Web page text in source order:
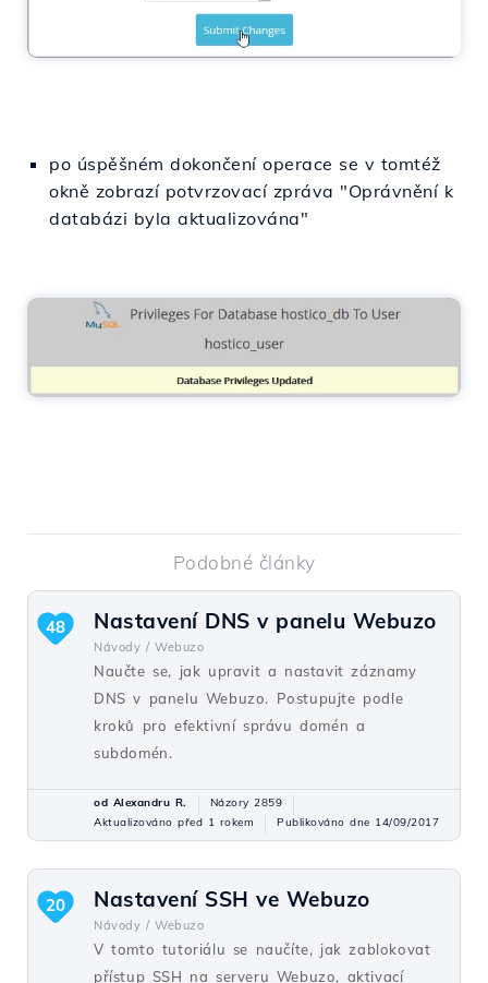
po úspěšném dokončení operace se v tomtéž
okně zobrazí potvrzovací zpráva "Oprávnění k
databázi byla aktualizována"
Podobné články
Nastavení DNS v panelu Webuzo
Návody / Webuzo
Naučte se, jak upravit a nastavit záznamy
DNS v panelu Webuzo. Postupujte podle
kroků pro efektivní správu domén a
subdomén.
48
od Alexandru R.
Názory 2859
Aktualizováno před 1 rokem
Publikováno dne 14/09/2017
Nastavení SSH ve Webuzo
Návody / Webuzo
V tomto tutoriálu se naučíte, jak zablokovat
přístup SSH na serveru Webuzo, aktivací
20